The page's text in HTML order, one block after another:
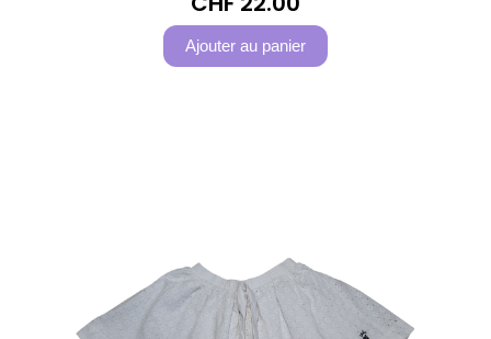
Ajouter au panier